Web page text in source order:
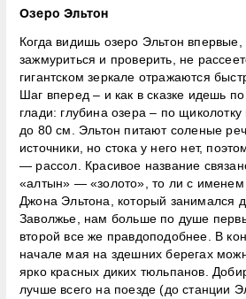
Озеро Эльтон
Когда видишь озеро Эльтон впервые,
зажмуриться и проверить, не
гигантском зеркале отражаются
Шаг вперед – и как в сказке идешь
глади: глубина озера – по щиколотку
до 80 см. Эльтон питают соленые
источники, но стока у него нет,
— рассол. Красивое название
«алтын» — «золото», то ли с именем
Джона Эльтона, который занимался
Заволжье, нам больше по душе
второй все же правдоподобнее. В
начале мая на здешних берегах
ярко красных диких тюльпанов.
лучше всего на поезде (до станции